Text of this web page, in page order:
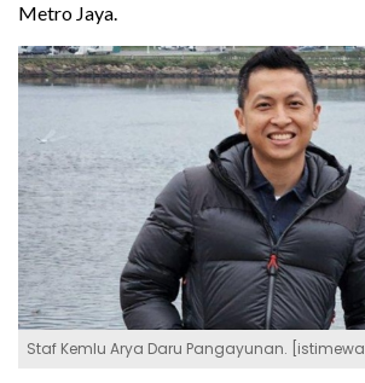
Metro Jaya.
Staf Kemlu Arya Daru Pangayunan. [istimewa]